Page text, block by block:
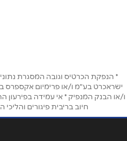
אימייל*
* הנפקת הכרטיס וגובה המסגרת
ישראכרט בע"מ ו/או פרימיום אקספרס
ו/או הבנק המנפיק * אי עמידה בפירעון
חיוב בריבית פיגורים